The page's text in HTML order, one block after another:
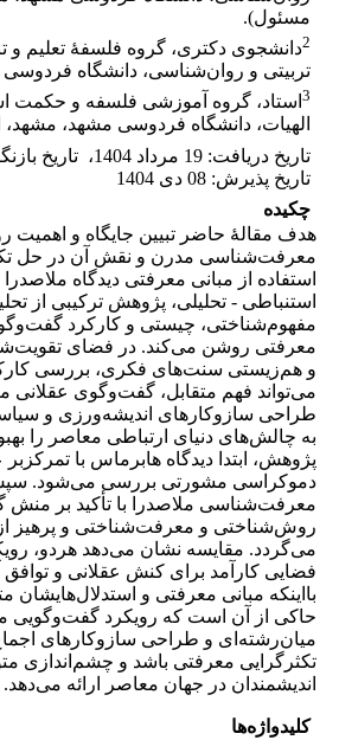
مسئول). ‏
2دانشجوی دکتری، گروه فلسفۀ تعلیم و
تربیتی و روان‌شناسی، دانشگاه فردوسی
3 استاد، گروه آموزشی فلسفه و حکمت
الهیات، دانشگاه فردوسی مشهد، مشهد،
تاریخ دریافت: 19 مرداد 1404 ، تاریخ
تاریخ پذیرش: 08 دی 1404
چکیده
هدف مقالۀ حاضر تبیین جایگاه و اهمیت
معرفت‌شناسی مدرن و نقش آن در حل
استفاده از مبانی معرفتی دیدگاه
استنباطی - تحلیلی، پژوهش ترکیبی از
مفهوم‌شناختی، چیستی و کارکرد گفت‌وگو
معرفتی روشن می‌کند. در فضای
و هم‌زیستی سنت‌های فکری، بررسی
می‌تواند فهم متقابل، گفت‌وگوی عقلانی
طراحی سازوکارهای اندیشه‌ورزی و
به چالش‌های دنیای ارتباطی معاصر را
پژوهش، ابتدا دیدگاه هابرماس با
دموکراسی مشورتی بررسی می‌شود.
معرفت‌شناسی ملاصدرا با تأکید بر منش
روش‌شناختی و معرفت‌شناختی و پرهیز از
می‌گردد. مقایسه نشان می‌دهد هردو،
فضایی کارآمد برای کنش عقلانی و توافق
بااینکه مبانی معرفتی و استدلال‌هایشان
حاکی از آن است که رویکرد گفت‌وگویی
میان‌رشته‌ای و طراحی سازوکارهای
تکثرگرایی معرفتی باشد و چشم‌اندازی
اندیشمندان در جهان معاصر ارائه می‌دهد.
کلیدواژه‌ها